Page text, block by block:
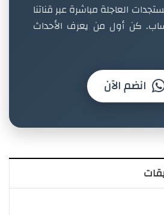
العاجلة مباشرة عبر قناتنا
كن أول من يعرف الأحداث
انضم الآن